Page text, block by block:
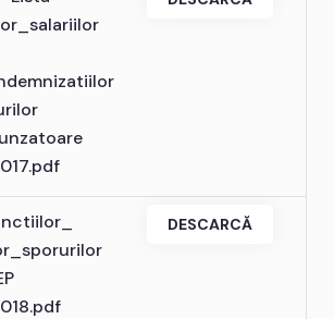
DESCARCĂ